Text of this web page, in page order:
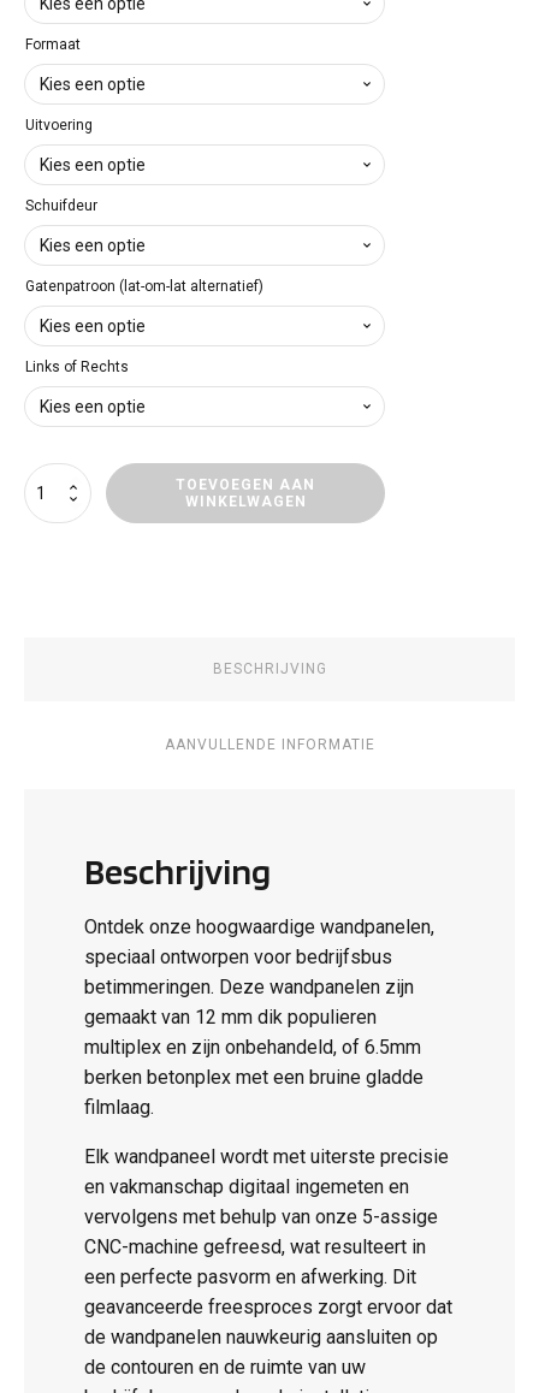
tot
€ 193
Formaat
Uitvoering
Schuifdeur
Gatenpatroon (lat-om-lat alternatief)
Links of Rechts
Wandpaneel
Mercedes-
TOEVOEGEN AAN
WINKELWAGEN
BESCHRIJVING
AANVULLENDE INFORMATIE
Beschrijving
Ontdek onze hoogwaardige wandpanelen,
speciaal ontworpen voor bedrijfsbus
betimmeringen. Deze wandpanelen zijn
gemaakt van 12 mm dik populieren
multiplex en zijn onbehandeld, of 6.5mm
berken betonplex met een bruine gladde
filmlaag.
Elk wandpaneel wordt met uiterste precisie
en vakmanschap digitaal ingemeten en
vervolgens met behulp van onze 5-assige
CNC-machine gefreesd, wat resulteert in
een perfecte pasvorm en afwerking. Dit
geavanceerde freesproces zorgt ervoor dat
de wandpanelen nauwkeurig aansluiten op
de contouren en de ruimte van uw